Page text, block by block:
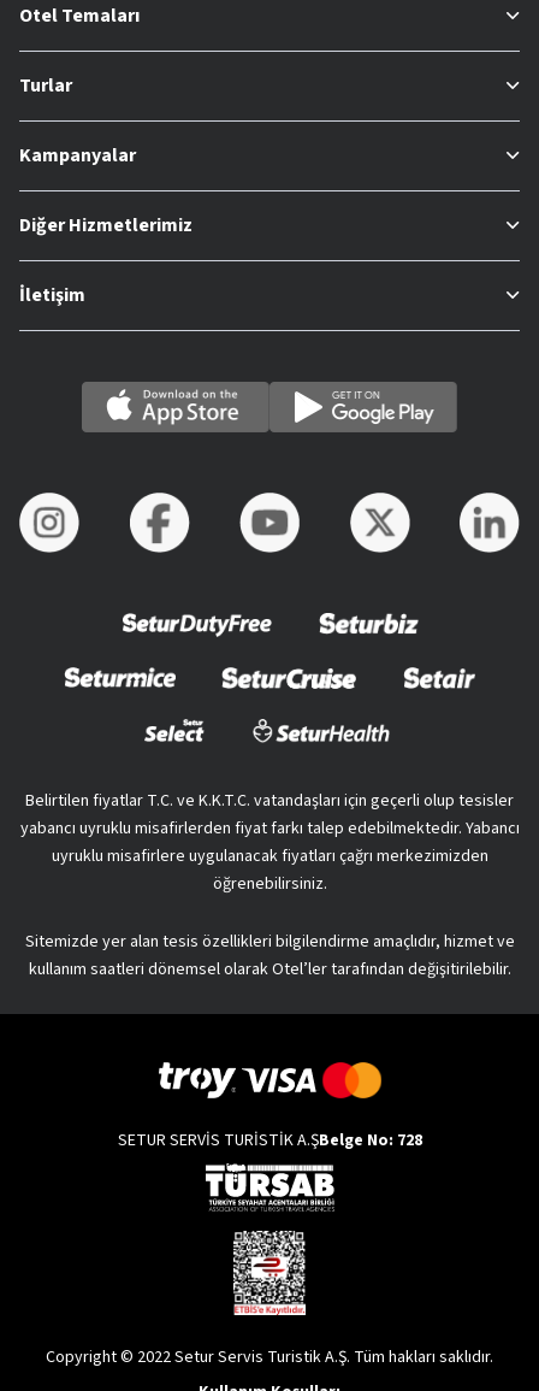
Otel Temaları
Turlar
Kampanyalar
Diğer Hizmetlerimiz
İletişim
Belirtilen fiyatlar T.C. ve K.K.T.C. vatandaşları için geçerli olup tesisler
yabancı uyruklu misafirlerden fiyat farkı talep edebilmektedir. Yabancı
uyruklu misafirlere uygulanacak fiyatları çağrı merkezimizden
öğrenebilirsiniz.
Sitemizde yer alan tesis özellikleri bilgilendirme amaçlıdır, hizmet ve
kullanım saatleri dönemsel olarak Otel’ler tarafından değişitirilebilir.
SETUR SERVİS TURİSTİK A.ŞBelge No: 728
Copyright © 2022 Setur Servis Turistik A.Ş. Tüm hakları saklıdır.